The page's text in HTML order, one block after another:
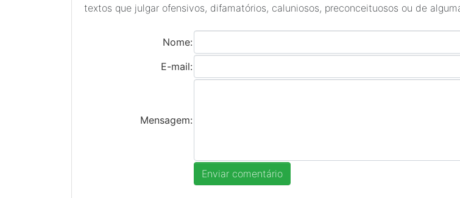
textos que julgar ofensivos, difamatórios, caluniosos, preconceituosos ou de
Nome:
E-mail:
Mensagem: